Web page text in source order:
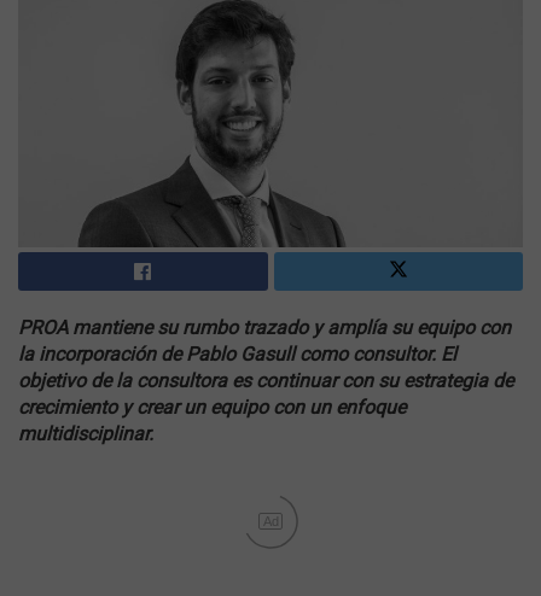
PROA mantiene su rumbo trazado y amplía su equipo con
la incorporación de Pablo Gasull como consultor. El
objetivo de la consultora es continuar con su estrategia de
crecimiento y crear un equipo con un enfoque
multidisciplinar.
Ad